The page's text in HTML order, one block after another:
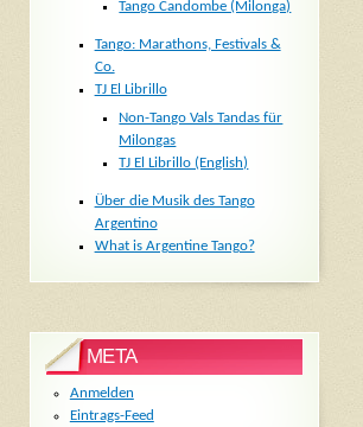
Tango Candombe (Milonga)
Tango: Marathons, Festivals &
Co.
TJ El Librillo
Non-Tango Vals Tandas für
Milongas
TJ El Librillo (English)
Über die Musik des Tango
Argentino
What is Argentine Tango?
META
Anmelden
Eintrags-Feed